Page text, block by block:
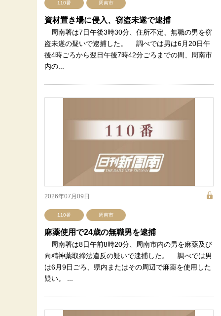
110番 周南市
資材置き場に侵入、窃盗未遂で逮捕
周南署は7日午後3時30分、住所不定、無職の男を窃
盗未遂の疑いで逮捕した。 調べでは男は6月20日午
後4時ごろから翌日午後7時42分ごろまでの間、周南市
内の...
2026年07月09日
110番 周南市
麻薬使用で24歳の無職男を逮捕
周南署は8日午前8時20分、周南市内の男を麻薬及び
向精神薬取締法違反の疑いで逮捕した。 調べでは男
は6月9日ごろ、県内またはその周辺で麻薬を使用した
疑い。 ...